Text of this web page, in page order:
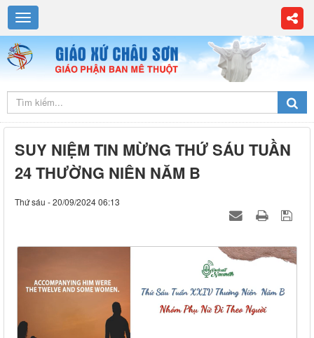
SUY NIỆM TIN MỪNG THỨ SÁU TUẦN
24 THƯỜNG NIÊN NĂM B
Thứ sáu - 20/09/2024 06:13